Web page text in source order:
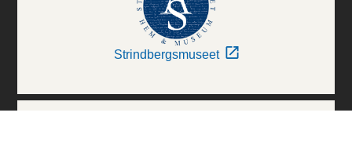
Strindbergsmuseet